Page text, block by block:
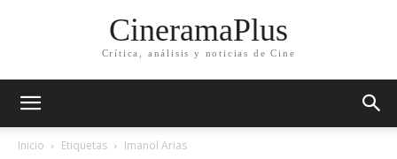
CineramaPlus
Crítica, análisis y noticias de Cine
Inicio Etiquetas Imanol Arias